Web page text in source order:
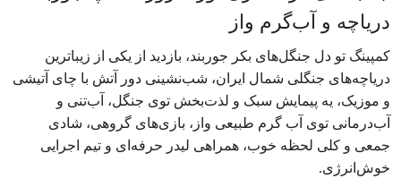
دریاچه و آب‌گرم واز
کمپینگ تو دل جنگل‌های بکر جوربند، بازدید از یکی از زیباترین
دریاچه‌های جنگلی شمال ایران، شب‌نشینی دور آتش با چای آتیشی
و موزیک، یه پیمایش سبک و لذت‌بخش توی جنگل، آب‌تنی و
آب‌درمانی توی آب گرم طبیعی واز، بازی‌های گروهی، شادی
جمعی و کلی لحظه خوب، همراهی لیدر حرفه‌ای و تیم اجرایی
خوش‌انرژی.